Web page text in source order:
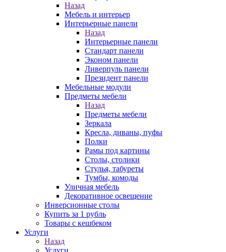
Назад
Мебель и интерьер
Интерьерные панели
Назад
Интерьерные панели
Стандарт панели
Эконом панели
Ливерпуль панели
Президент панели
Мебельные модули
Предметы мебели
Назад
Предметы мебели
Зеркала
Кресла, диваны, пуфы
Полки
Рамы под картины
Столы, столики
Стулья, табуреты
Тумбы, комоды
Уличная мебель
Декоративное освещение
Инверсионные столы
Купить за 1 рубль
Товары с кешбеком
Услуги
Назад
Услуги